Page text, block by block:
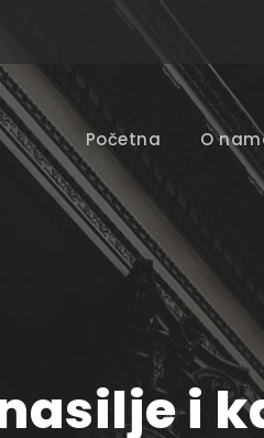
Početna O
i